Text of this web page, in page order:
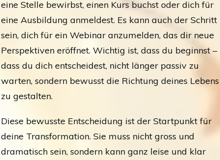
eine Stelle bewirbst, einen Kurs buchst oder dich für
eine Ausbildung anmeldest. Es kann auch der Schritt
sein, dich für ein Webinar anzumelden, das dir neue
Perspektiven eröffnet. Wichtig ist, dass du beginnst –
dass du dich entscheidest, nicht länger passiv zu
warten, sondern bewusst die Richtung deines Lebens
zu gestalten.
Diese bewusste Entscheidung ist der Startpunkt für
deine Transformation. Sie muss nicht gross und
dramatisch sein, sondern kann ganz leise und klar